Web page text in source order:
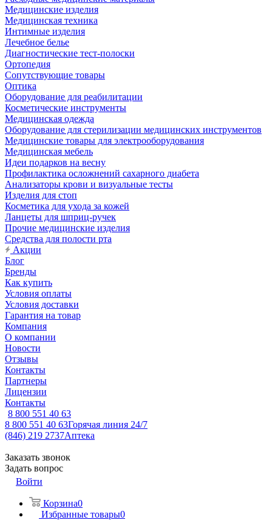
Медицинские изделия
Медицинская техника
Интимные изделия
Лечебное белье
Диагностические тест-полоски
Ортопедия
Сопутствующие товары
Оптика
Оборудование для реабилитации
Косметические инструменты
Медицинская одежда
Оборудование для стерилизации медицинских инструментов
Медицинские товары для электрооборудования
Медицинская мебель
Идеи подарков на весну
Профилактика осложнений сахарного диабета
Анализаторы крови и визуальные тесты
Изделия для стоп
Косметика для ухода за кожей
Ланцеты для шприц-ручек
Прочие медицинские изделия
Средства для полости рта
Акции
Блог
Бренды
Как купить
Условия оплаты
Условия доставки
Гарантия на товар
Компания
О компании
Новости
Отзывы
Контакты
Партнеры
Лицензии
Контакты
8 800 551 40 63
8 800 551 40 63Горячая линия 24/7
(846) 219 2737Аптека
Заказать звонок
Задать вопрос
Войти
Корзина0
Избранные товары0